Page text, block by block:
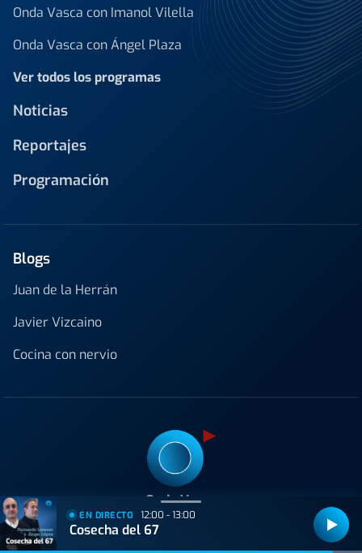
Onda Vasca con Imanol Vilella
Onda Vasca con Ángel Plaza
Ver todos los programas
Noticias
Reportajes
Programación
Blogs
Juan de la Herrán
Javier Vizcaino
Cocina con nervio
Onda Vasca
C/ Padre Lojendio 2 - 1º 48008 Bilbao
Tel:
EN DIRECTO 12:00 - 13:00
Cosecha del 67